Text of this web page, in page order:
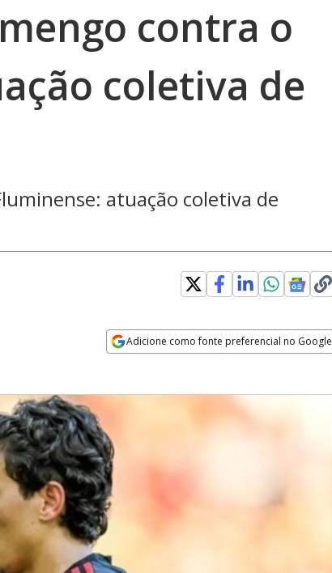
contra o
coletiva de
atuação coletiva de
Adicione como fonte preferencial no Google